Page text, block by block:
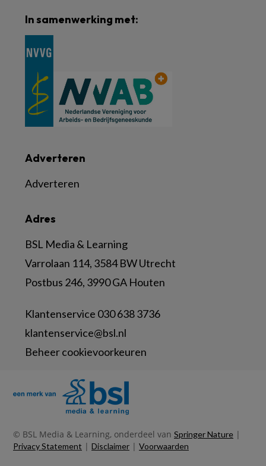
Adres
BSL Media & Learning
Varrolaan 114, 3584 BW Utrecht
Postbus 246, 3990 GA Houten
Klantenservice 030 638 3736
klantenservice@bsl.nl
Beheer cookievoorkeuren
Adverteren
Adverteren
In samenwerking met:
© BSL Media & Learning, onderdeel van Springer Nature |
Privacy Statement | Disclaimer | Voorwaarden